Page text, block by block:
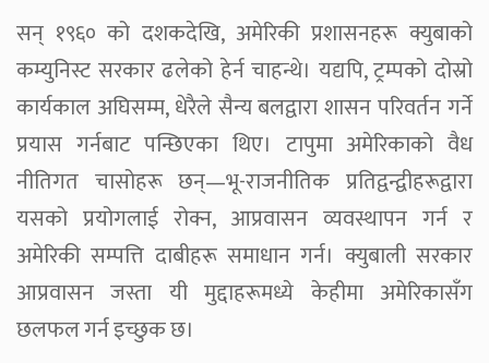
सन् १९६० को दशकदेखि, अमेरिकी प्रशासनहरू क्युबाको
कम्युनिस्ट सरकार ढलेको हेर्न चाहन्थे। यद्यपि, ट्रम्पको दोस्रो
कार्यकाल अघिसम्म, धेरैले सैन्य बलद्वारा शासन परिवर्तन गर्ने
प्रयास गर्नबाट पन्छिएका थिए। टापुमा अमेरिकाको वैध
नीतिगत चासोहरू छन्—भू-राजनीतिक प्रतिद्वन्द्वीहरूद्वारा
यसको प्रयोगलाई रोक्न, आप्रवासन व्यवस्थापन गर्न र
अमेरिकी सम्पत्ति दाबीहरू समाधान गर्न। क्युबाली सरकार
आप्रवासन जस्ता यी मुद्दाहरूमध्ये केहीमा अमेरिकासँग
छलफल गर्न इच्छुक छ।